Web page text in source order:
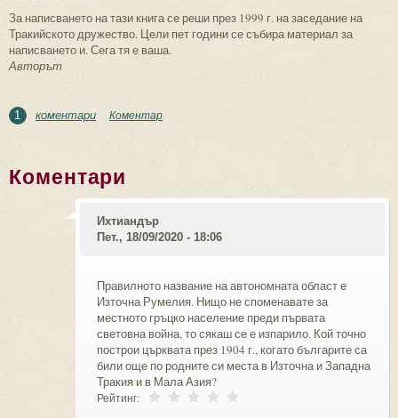
За написването на тази книга се реши през 1999 г. на заседание на
Тракийското дружество. Цели пет години се събира материал за
написването и. Сега тя е ваша.
Авторът
1 коментари Коментар
Коментари
Ихтиандър
Пет., 18/09/2020 - 18:06
Правилното название на автономната област е
Източна Румелия. Нищо не споменавате за
местното гръцко население преди първата
световна война, то сякаш се е изпарило. Кой точно
построи църквата през 1904 г., когато българите са
били още по родните си места в Източна и Западна
Тракия и в Мала Азия?
Рейтинг: